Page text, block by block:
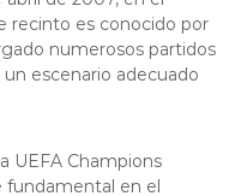
recinto es conocido por
numerosos partidos
escenario adecuado
UEFA Champions
fundamental en el